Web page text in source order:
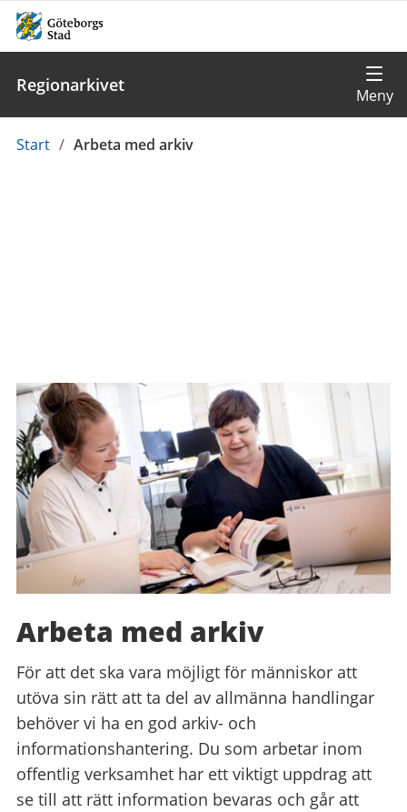
Regionarkivet
Du
Start / Arbeta med arkiv
Arbeta med arkiv
För att det ska vara möjligt för människor att
utöva sin rätt att ta del av allmänna handlingar
behöver vi ha en god arkiv- och
informationshantering. Du som arbetar inom
offentlig verksamhet har ett viktigt uppdrag att
se till att rätt information bevaras och går att